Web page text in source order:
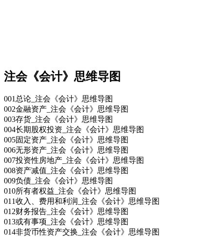
注会《会计》思维导图
001总论_注会《会计》思维导图
002金融资产_注会《会计》思维导图
003存货_注会《会计》思维导图
004长期股权投资_注会《会计》思维导图
005固定资产_注会《会计》思维导图
006无形资产_注会《会计》思维导图
007投资性房地产_注会《会计》思维导图
008资产减值_注会《会计》思维导图
009负债_注会《会计》思维导图
010所有者权益_注会《会计》思维导图
011收入、费用和利润_注会《会计》思维导图
012财务报告_注会《会计》思维导图
013或有事项_注会《会计》思维导图
014非货币性资产交换_注会《会计》思维导图